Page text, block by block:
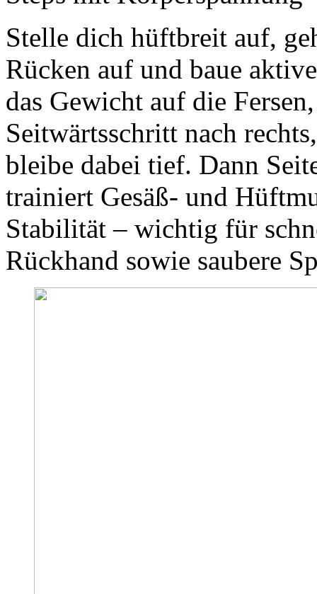
Stelle dich hüftbreit auf,
Rücken auf und baue
das Gewicht auf die
Seitwärtsschritt nach
bleibe dabei tief. Dann
trainiert Gesäß- und
Stabilität – wichtig für
Rückhand sowie saubere